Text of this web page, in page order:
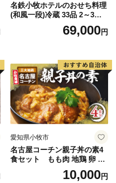
名鉄小牧ホテルのおせち料理
(和風一段)冷蔵 33品 2～3人
前 2027年【数量限定 お申込
期限12/15】 解凍不要 ホテル
人気 新春 迎春おせち 定番お
せち 本格おせち 和風おせち
縁起物おせち 12月31日 お届
け お正月 お取り寄せ
69,000円
愛知県小牧市
名古屋コーチン親子丼の素4
食セット もも肉 地鶏 卵 鶏
10,000円